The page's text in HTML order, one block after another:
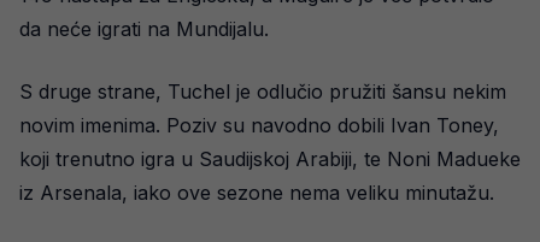
da neće igrati na Mundijalu.
S druge strane, Tuchel je odlučio pružiti šansu nekim
novim imenima. Poziv su navodno dobili Ivan Toney,
koji trenutno igra u Saudijskoj Arabiji, te Noni Madueke
iz Arsenala, iako ove sezone nema veliku minutažu.